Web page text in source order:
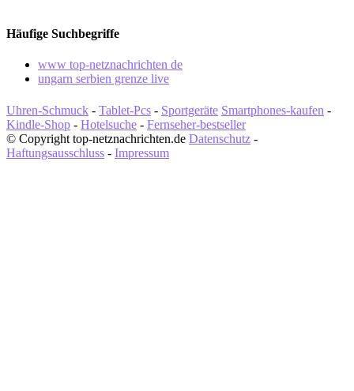
Häufige Suchbegriffe
www top-netznachrichten de
ungarn serbien grenze live
Uhren-Schmuck - Tablet-Pcs - Sportgeräte Smartphones-kaufen -
Kindle-Shop - Hotelsuche - Fernseher-bestseller
© Copyright top-netznachrichten.de Datenschutz -
Haftungsausschluss - Impressum